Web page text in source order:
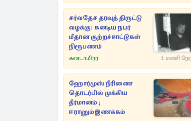
சர்வதேச தரவுத் திருட்டு
வழக்கு: கனடிய நபர்
மீதான குற்றச்சாட்டுகள்
நிரூபணம்
கனடாமிரர் 1 மணி
ஹோர்முஸ் நீரிணை
தொடர்பில் முக்கிய
தீர்மானம் ;
ஈரானும்இணக்கம்